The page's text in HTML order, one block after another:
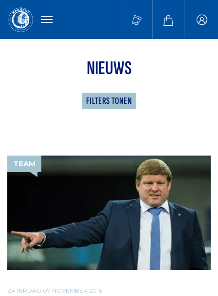
MENU
NIEUWS
FILTERS TONEN
TEAM
ZATERDAG 07 NOVEMBER 2015